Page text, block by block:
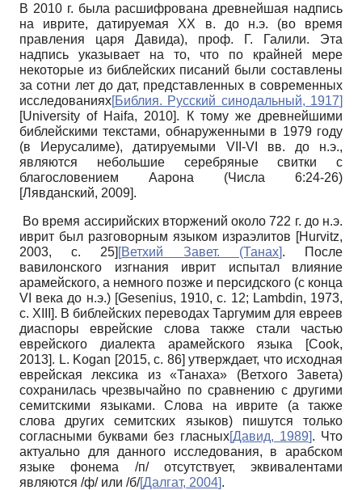
В 2010 г. была расшифрована древнейшая надпись
на иврите, датируемая ХХ в. до н.э. (во время
правления царя Давида), проф. Г. Галили. Эта
надпись указывает на то, что по крайней мере
некоторые из библейских писаний были составлены
за сотни лет до дат, представленных в современных
исследованиях[Библия. Русский синодальный, 1917]
[University of Haifa, 2010]. К тому же древнейшими
библейскими текстами, обнаруженными в 1979 году
(в Иерусалиме), датируемыми VII-VI вв. до н.э.,
являются небольшие серебряные свитки с
благословением Аарона (Числа 6:24-26)
[Лявданский, 2009].
Во время ассирийских вторжений около 722 г. до н.э.
иврит был разговорным языком израэлитов [Hurvitz,
2003, с. 25] [Ветхий Завет. (Танах]. После
вавилонского изгнания иврит испытал влияние
арамейского, а немного позже и персидского (c конца
VI века до н.э.) [Gesenius, 1910, с. 12; Lambdin, 1973,
с. XIII]. В библейских переводах Таргумим для евреев
диаспоры еврейские слова также стали частью
еврейского диалекта арамейского языка [Cook,
2013]. L. Kogan [2015, с. 86] утверждает, что исходная
еврейская лексика из «Танаха» (Ветхого Завета)
сохранилась чрезвычайно по сравнению с другими
семитскими языками. Слова на иврите (а также
слова других семитских языков) пишутся только
согласными буквами без гласных[Давид, 1989]. Что
актуально для данного исследования, в арабском
языке фонема /п/ отсутствует, эквивалентами
являются /ф/ или /б/[Далгат, 2004].